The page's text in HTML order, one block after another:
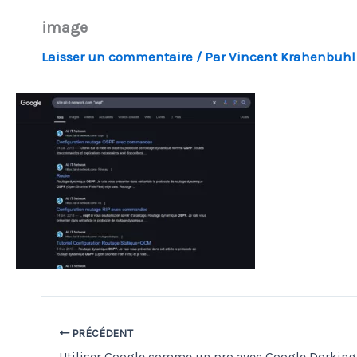
image
Laisser un commentaire / ParVincent Krahenbuhl
PRÉCÉDENT